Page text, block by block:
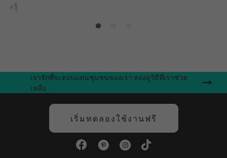
ยนรู้
เรารักที่จะตอบแทนชุมชนของเรา ลองดูวิธีที่เราช่วย
เหลือ
เริ่มทดลองใช้งานฟรี